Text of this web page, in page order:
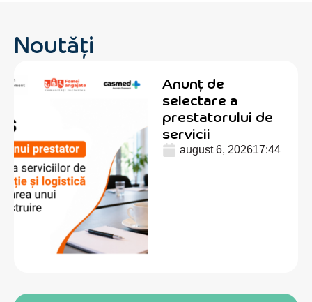
Noutăți
Anunț de
selectare a
prestatorului de
servicii
august 6, 202617:44